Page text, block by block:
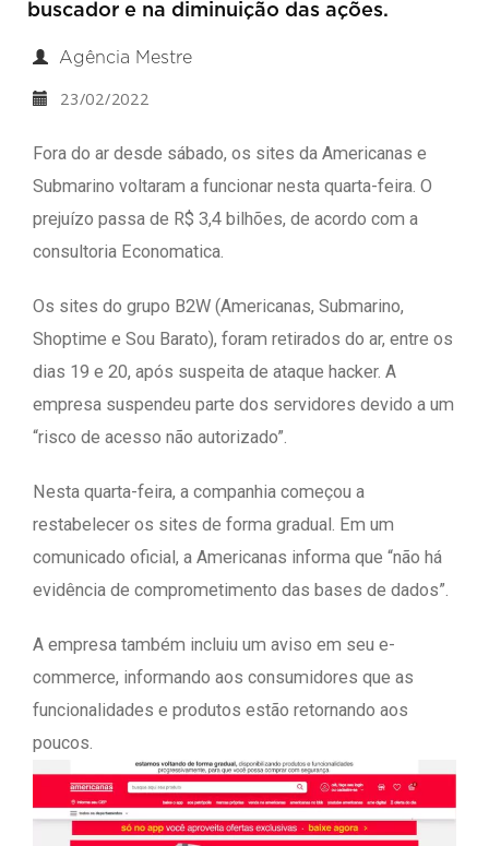
buscador e na diminuição das ações.
Agência Mestre
23/02/2022
Fora do ar desde sábado, os sites da Americanas e
Submarino voltaram a funcionar nesta quarta-feira. O
prejuízo passa de R$ 3,4 bilhões, de acordo com a
consultoria Economatica.
Os sites do grupo B2W (Americanas, Submarino,
Shoptime e Sou Barato), foram retirados do ar, entre os
dias 19 e 20, após suspeita de ataque hacker. A
empresa suspendeu parte dos servidores devido a um
“risco de acesso não autorizado”.
Nesta quarta-feira, a companhia começou a
restabelecer os sites de forma gradual. Em um
comunicado oficial, a Americanas informa que “não há
evidência de comprometimento das bases de dados”.
A empresa também incluiu um aviso em seu e-
commerce, informando aos consumidores que as
funcionalidades e produtos estão retornando aos
poucos.